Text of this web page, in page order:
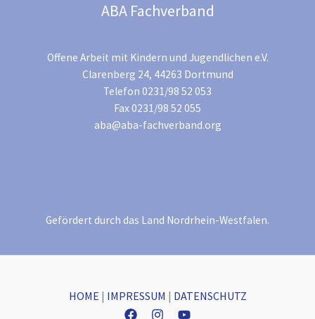
ABA Fachverband
Offene Arbeit mit Kindern und Jugendlichen e.V.
Clarenberg 24, 44263 Dortmund
Telefon 0231/98 52 053
Fax 0231/98 52 055
aba@aba-fachverband.org
Gefördert durch das Land Nordrhein-Westfalen.
HOME | IMPRESSUM | DATENSCHUTZ